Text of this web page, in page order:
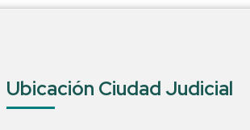
Ubicación Ciudad Judicial